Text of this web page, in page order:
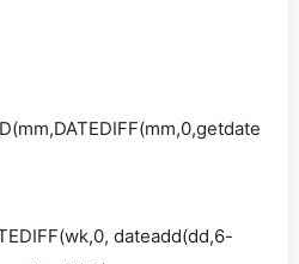
dateadd(dd,6-